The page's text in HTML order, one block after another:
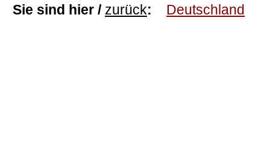
Sie sind hier / zurück: Deutschland